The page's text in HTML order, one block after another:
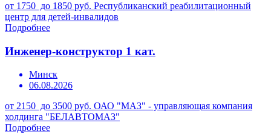
от 1750 до 1850 руб. Республиканский реабилитационный
центр для детей-инвалидов
Подробнее
Инженер-конструктор 1 кат.
Минск
06.08.2026
от 2150 до 3500 руб. ОАО "МАЗ" - управляющая компания
холдинга "БЕЛАВТОМАЗ"
Подробнее